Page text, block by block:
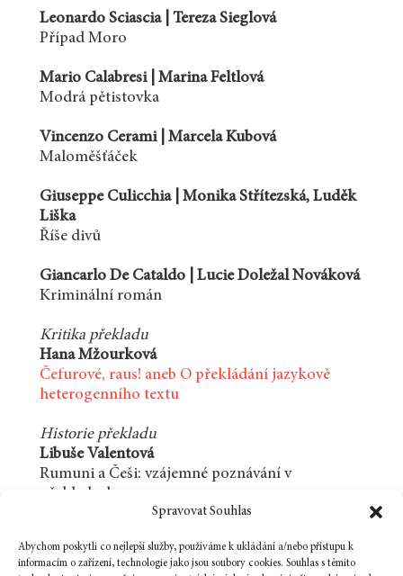
Spravovat Souhlas
Abychom poskytli co nejlepší služby, používáme k ukládání a/nebo přístupu k
informacím o zařízení, technologie jako jsou soubory cookies. Souhlas s těmito
Leonardo Sciascia | Tereza Sieglová
Případ Moro
Mario Calabresi | Marina Feltlová
Modrá pětistovka
Vincenzo Cerami | Marcela Kubová
Maloměšťáček
Giuseppe Culicchia | Monika Střítezská, Luděk
Liška
Říše divů
Giancarlo De Cataldo | Lucie Doležal Nováková
Kriminální román
Kritika překladu
Hana Mžourková
Čefurové, raus! aneb O překládání jazykově
heterogenního textu
Historie překladu
Libuše Valentová
Rumuni a Češi: vzájemné poznávání v
překladech
Zuzana Micková